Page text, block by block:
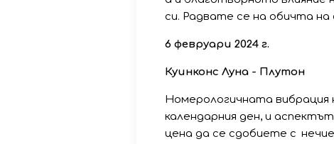
си. Радвате се на обичта
6 февруари 2024 г.
Куинконс Луна - Плутон
Номерологичната вибрация
календарния ден, и
цена да се сдобиете с